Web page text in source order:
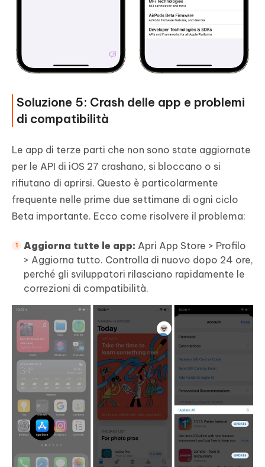
Soluzione 5: Crash delle app e problemi
di compatibilità
Le app di terze parti che non sono state aggiornate
per le API di iOS 27 crashano, si bloccano o si
rifiutano di aprirsi. Questo è particolarmente
frequente nelle prime due settimane di ogni ciclo
Beta importante. Ecco come risolvere il problema:
Aggiorna tutte le app: Apri App Store > Profilo
> Aggiorna tutto. Controlla di nuovo dopo 24 ore,
perché gli sviluppatori rilasciano rapidamente le
correzioni di compatibilità.